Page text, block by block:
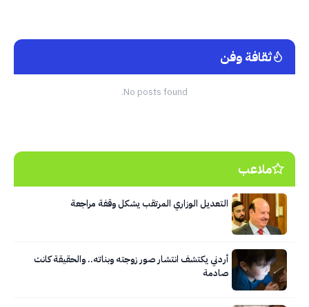
ثقافة وفن
No posts found.
ملاعب
التعديل الوزاري المرتقب يشكل وقفة مراجعة
أردني يكتشف انتشار صور زوجته وبناته.. والحقيقة كانت
صادمة